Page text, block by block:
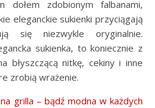
dołem zdobionym falbanami,
eleganckie sukienki przyciągają
się niezwykle oryginalnie.
sukienka, to koniecznie z
błyszczącą nitkę, cekiny i inne
zrobią wrażenie.
grilla – bądź modna w każdych